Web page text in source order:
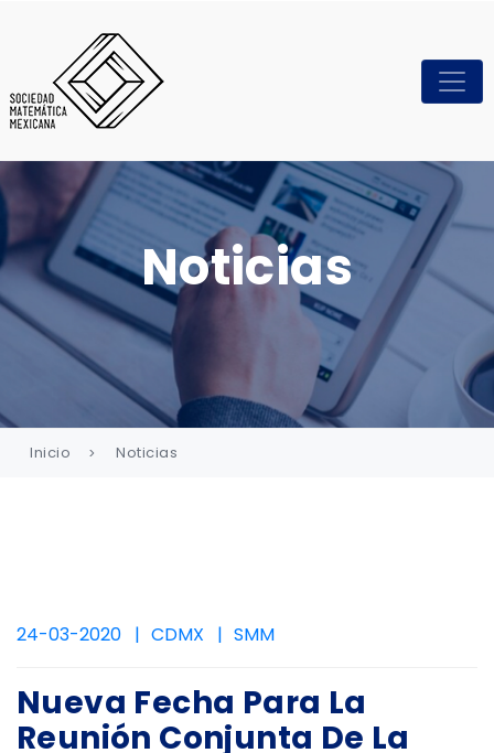
Noticias
Inicio Noticias
24-03-2020 CDMX SMM
Nueva Fecha Para La
Reunión Conjunta De La